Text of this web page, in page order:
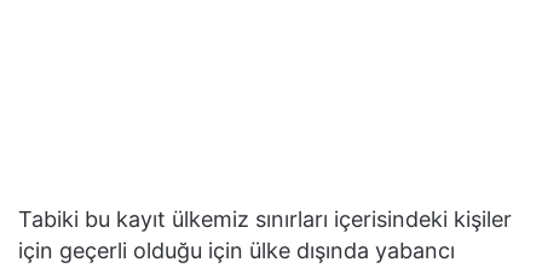
Tabiki bu kayıt ülkemiz sınırları içerisindeki kişiler
için geçerli olduğu için ülke dışında yabancı